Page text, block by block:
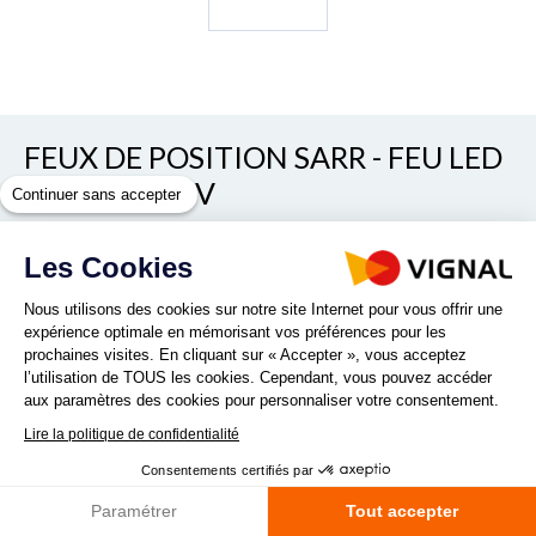
FEUX DE POSITION SARR - FEU LED
ORANGE 24 V
REF. 66L570100
Feu LED orange 24v
Lire la suite
Quantité :
Continuer sans accepter
Les Cookies
Nous utilisons des cookies sur notre site Internet pour vous offrir une
expérience optimale en mémorisant vos préférences pour les
prochaines visites. En cliquant sur « Accepter », vous acceptez
l’utilisation de TOUS les cookies. Cependant, vous pouvez accéder
aux paramètres des cookies pour personnaliser votre consentement.
Lire la politique de confidentialité
Consentements certifiés par
Paramétrer Tout accepter